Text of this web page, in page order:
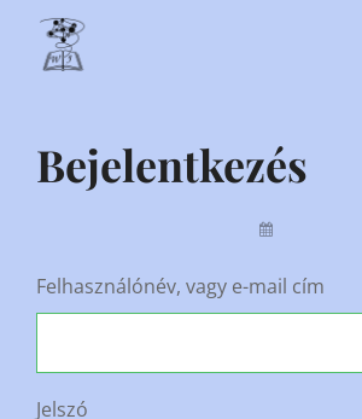
Bejelentkezés
By
Felhasználónév, vagy e-mail cím
Jelszó